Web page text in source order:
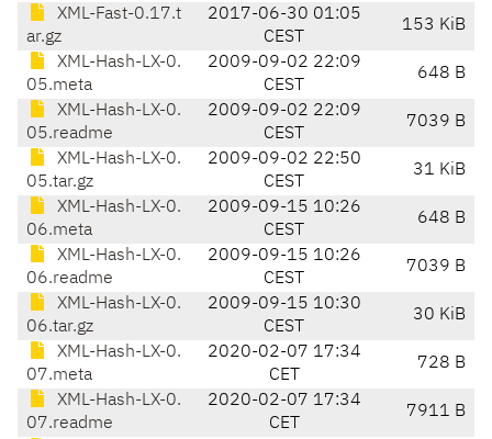
XML-Fast-0.17.t
ar.gz
2017-06-30 01:05
CEST
153 KiB
XML-Hash-LX-0.
05.meta
2009-09-02 22:09
CEST
648 B
XML-Hash-LX-0.
05.readme
2009-09-02 22:09
CEST
7039 B
XML-Hash-LX-0.
05.tar.gz
2009-09-02 22:50
CEST
31 KiB
XML-Hash-LX-0.
06.meta
2009-09-15 10:26
CEST
648 B
XML-Hash-LX-0.
06.readme
2009-09-15 10:26
CEST
7039 B
XML-Hash-LX-0.
06.tar.gz
2009-09-15 10:30
CEST
30 KiB
XML-Hash-LX-0.
07.meta
2020-02-07 17:34
CET
728 B
XML-Hash-LX-0.
07.readme
2020-02-07 17:34
CET
7911 B